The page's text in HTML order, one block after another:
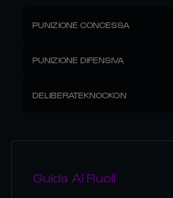
PUNIZIONE CONCESSA
PUNIZIONE DIFENSIVA
DELIBERATEKNOCKON
Guida Ai Ruoli